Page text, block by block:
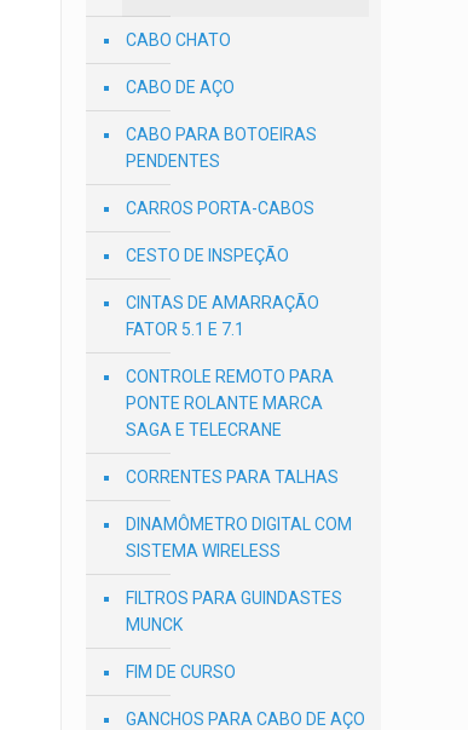
CABO CHATO
CABO DE AÇO
CABO PARA BOTOEIRAS
PENDENTES
CARROS PORTA-CABOS
CESTO DE INSPEÇÃO
CINTAS DE AMARRAÇÃO
FATOR 5.1 E 7.1
CONTROLE REMOTO PARA
PONTE ROLANTE MARCA
SAGA E TELECRANE
CORRENTES PARA TALHAS
DINAMÔMETRO DIGITAL COM
SISTEMA WIRELESS
FILTROS PARA GUINDASTES
MUNCK
FIM DE CURSO
GANCHOS PARA CABO DE AÇO